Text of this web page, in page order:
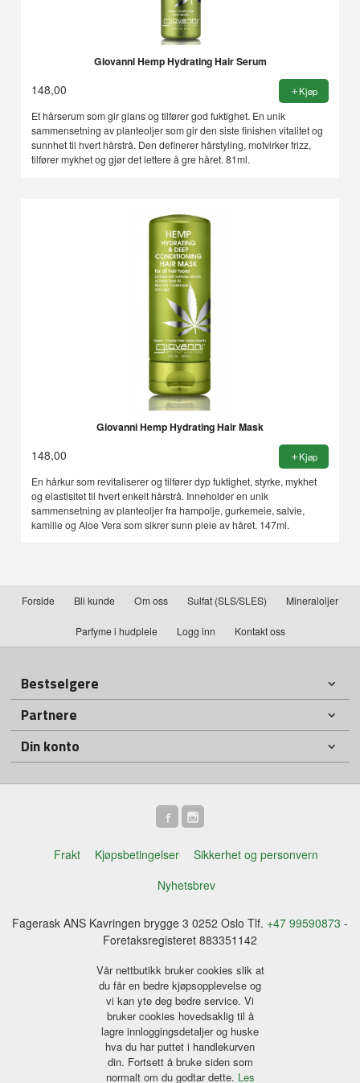
Giovanni Hemp Hydrating Hair Serum
148,00 Kjøp
Et hårserum som gir glans og tilfører god fuktighet. En unik
sammensetning av planteoljer som gir den siste finishen vitalitet og
sunnhet til hvert hårstrå. Den definerer hårstyling, motvirker frizz,
tilfører mykhet og gjør det lettere å gre håret. 81ml.
Giovanni Hemp Hydrating Hair Mask
148,00 Kjøp
En hårkur som revitaliserer og tilfører dyp fuktighet, styrke, mykhet
og elastisitet til hvert enkelt hårstrå. Inneholder en unik
sammensetning av planteoljer fra hampolje, gurkemeie, salvie,
kamille og Aloe Vera som sikrer sunn pleie av håret. 147ml.
Forside Bli kunde Om oss Sulfat (SLS/SLES) Mineraloljer
Parfyme i hudpleie Logg inn Kontakt oss
Bestselgere
Partnere
Din konto
Frakt Kjøpsbetingelser
Sikkerhet og personvern
Nyhetsbrev
Fagerask ANS Kavringen brygge 3 0252 Oslo Tlf. +47 99590873 -
Foretaksregisteret 883351142
Vår nettbutikk bruker cookies slik at
du får en bedre kjøpsopplevelse og
vi kan yte deg bedre service. Vi
bruker cookies hovedsaklig til å
lagre innloggingsdetaljer og huske
hva du har puttet i handlekurven
din. Fortsett å bruke siden som
normalt om du godtar dette. Les